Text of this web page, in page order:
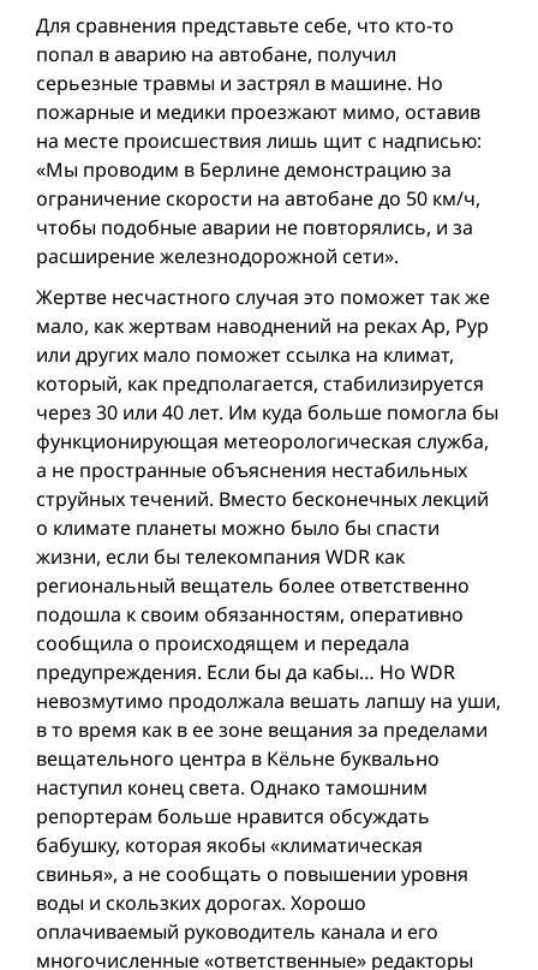
Для сравнения представьте себе, что кто-то
попал в аварию на автобане, получил
серьезные травмы и застрял в машине. Но
пожарные и медики проезжают мимо, оставив
на месте происшествия лишь щит с надписью:
«Мы проводим в Берлине демонстрацию за
ограничение скорости на автобане до 50 км/ч,
чтобы подобные аварии не повторялись, и за
расширение железнодорожной сети».
Жертве несчастного случая это поможет так же
мало, как жертвам наводнений на реках Ар, Рур
или других мало поможет ссылка на климат,
который, как предполагается, стабилизируется
через 30 или 40 лет. Им куда больше помогла бы
функционирующая метеорологическая служба,
а не пространные объяснения нестабильных
струйных течений. Вместо бесконечных лекций
о климате планеты можно было бы спасти
жизни, если бы телекомпания WDR как
региональный вещатель более ответственно
подошла к своим обязанностям, оперативно
сообщила о происходящем и передала
предупреждения. Если бы да кабы… Но WDR
невозмутимо продолжала вешать лапшу на уши,
в то время как в ее зоне вещания за пределами
вещательного центра в Кёльне буквально
наступил конец света. Однако тамошним
репортерам больше нравится обсуждать
бабушку, которая якобы «климатическая
свинья», а не сообщать о повышении уровня
воды и скользких дорогах. Хорошо
оплачиваемый руководитель канала и его
многочисленные «ответственные» редакторы